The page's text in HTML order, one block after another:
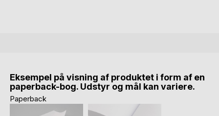
Eksempel på visning af produktet i form af en
paperback-bog. Udstyr og mål kan variere.
Paperback